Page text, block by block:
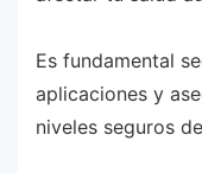
Es fundamental
aplicaciones y
niveles seguros